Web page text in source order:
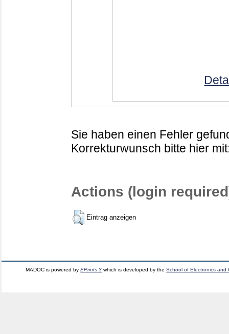
Sie haben einen Fehler
Korrekturwunsch bitte hier
Actions (login
Eintrag anzeigen
MADOC is powered byEPrints 3 which is developed by theSchool of Electronics and